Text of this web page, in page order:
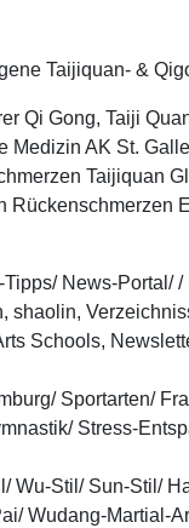
Taijiquan- &
Qi Gong, Taiji
AK St.
Taijiquan
News-Portal/
Schools,
Sportarten/
Stress-
Wu-Stil/ Sun-Stil/
Wudang-Martial-